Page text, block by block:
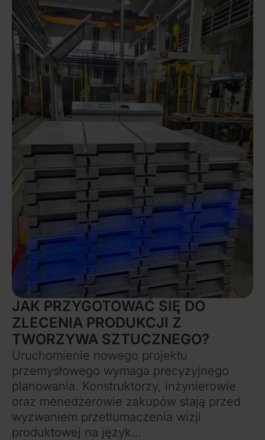
JAK PRZYGOTOWAĆ SIĘ DO
ZLECENIA PRODUKCJI Z
TWORZYWA SZTUCZNEGO?
Uruchomienie nowego projektu
przemysłowego wymaga precyzyjnego
planowania. Konstruktorzy, inżynierowie
oraz menedżerowie zakupów stają przed
wyzwaniem przetłumaczenia wizji
produktowej na język…
Więcej